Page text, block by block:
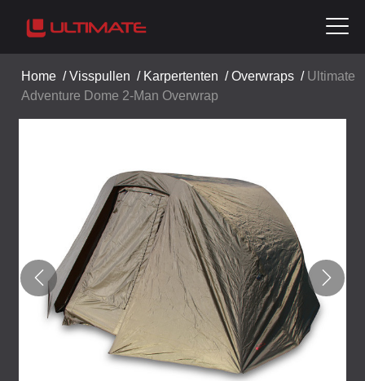
Home /Visspullen / Karpertenten /Overwraps / Ultimate
Adventure Dome 2-Man Overwrap